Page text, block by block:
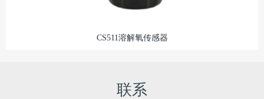
CS511溶解氧传感器
联系